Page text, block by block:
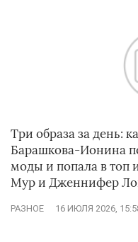
Три образа за день:
Барашкова‑Ионина
моды и попала в топ
Мур и Дженнифер
РАЗНОЕ 16 ИЮЛЯ 2026,